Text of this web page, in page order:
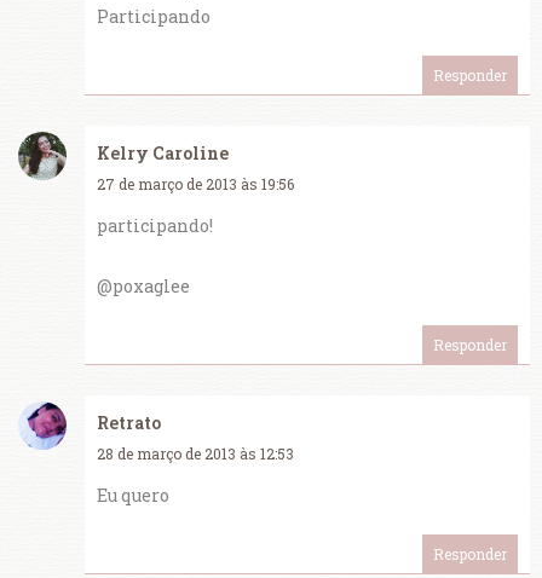
Participando
Responder
Kelry Caroline
27 de março de 2013 às 19:56
participando!
@poxaglee
Responder
Retrato
28 de março de 2013 às 12:53
Eu quero
Responder